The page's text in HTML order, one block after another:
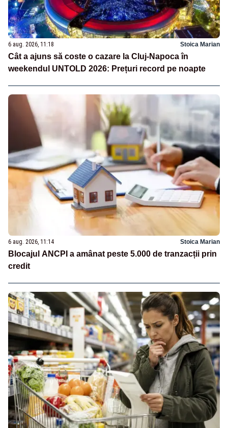
6 aug. 2026, 11:18 Stoica Marian
Cât a ajuns să coste o cazare la Cluj-Napoca în
weekendul UNTOLD 2026: Prețuri record pe noapte
6 aug. 2026, 11:14 Stoica Marian
Blocajul ANCPI a amânat peste 5.000 de tranzacții prin
credit